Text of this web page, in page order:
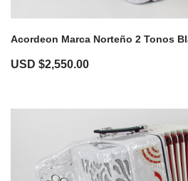
Acordeon Marca Norteño 2 Tonos
USD $2,550.00